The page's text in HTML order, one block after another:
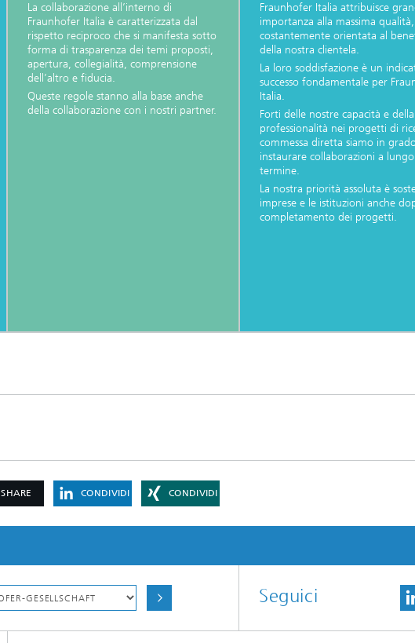
La collaborazione all’interno di
Fraunhofer Italia è caratterizzata dal
rispetto reciproco che si manifesta sotto
forma di trasparenza dei temi proposti,
apertura, collegialità, comprensione
dell’altro e fiducia.
Queste regole stanno alla base anche
della collaborazione con i nostri partner.
Fraunhofer Italia attribuisce
importanza alla massima qualità,
costantemente orientata al
della nostra clientela.
La loro soddisfazione è un
successo fondamentale per
Italia.
Forti delle nostre capacità e
professionalità nei progetti di
commessa diretta siamo in
instaurare collaborazioni a lungo
termine.
La nostra priorità assoluta è
imprese e le istituzioni anche
completamento dei progetti.
SHARE CONDIVIDI CONDIVIDI
Seguici